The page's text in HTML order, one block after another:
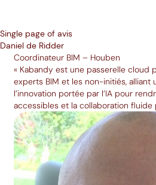
Single page of avis
Daniel de Ridder
Coordinateur BIM – Houben
« Kabandy est une passerelle cloud
experts BIM et les non-initiés, alliant
l’innovation portée par l’IA pour
accessibles et la collaboration fluide